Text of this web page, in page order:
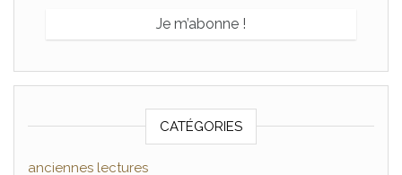
CATÉGORIES
anciennes lectures